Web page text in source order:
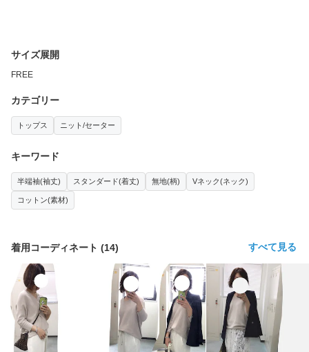
サイズ展開
FREE
カテゴリー
トップス ニット/セーター
キーワード
半端袖(袖丈) スタンダード(着丈) 無地(柄) Vネック(ネック)
コットン(素材)
着用コーディネート (14) すべて見る